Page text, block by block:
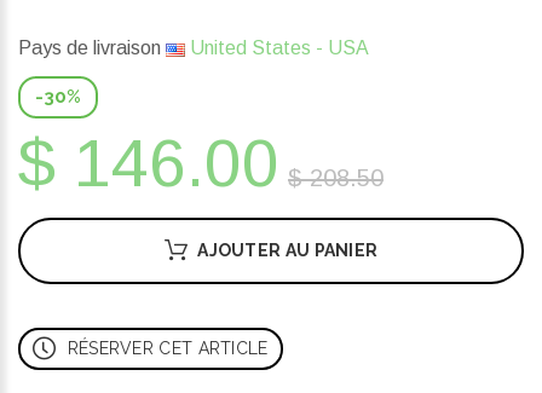
Pays de livraison United States - USA
-30%
$ 146.00 $ 208.50
AJOUTER AU PANIER
RÉSERVER CET ARTICLE